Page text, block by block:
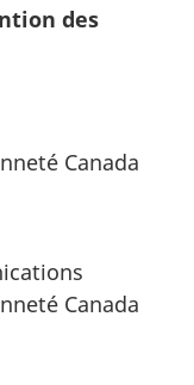
des
Canada
Canada